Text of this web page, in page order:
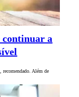
continuar a
recomendado. Além de